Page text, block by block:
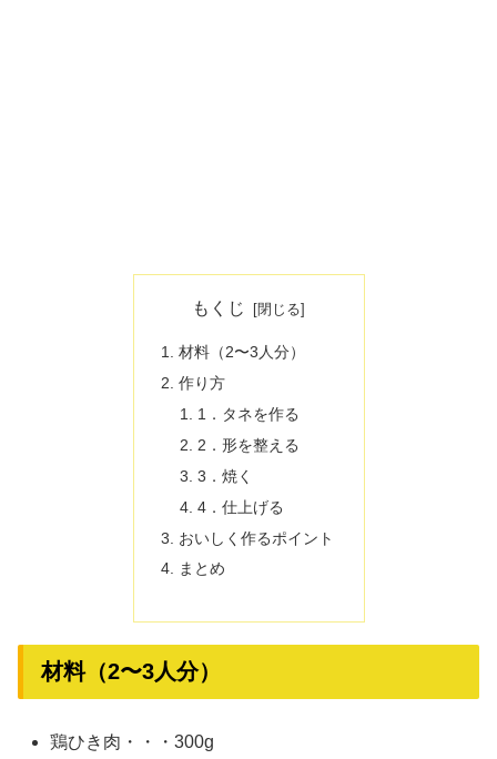
もくじ
材料（2〜3人分）
作り方
1．タネを作る
2．形を整える
3．焼く
4．仕上げる
おいしく作るポイント
まとめ
材料（2〜3人分）
鶏ひき肉・・・300g